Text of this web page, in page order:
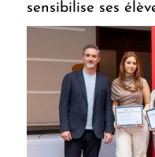
sensibilise ses